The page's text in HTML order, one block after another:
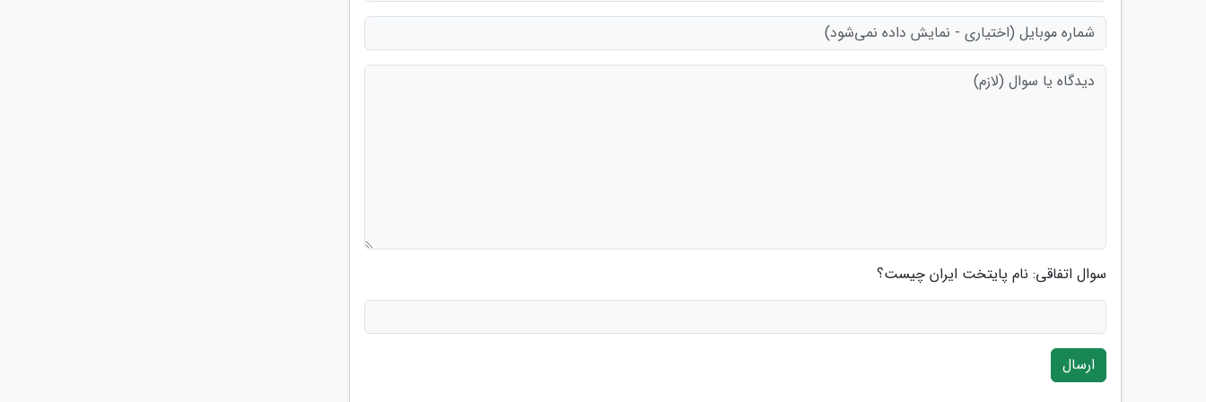
سوال اتفاقی: نام پایتخت ایران چیست؟
ارسال